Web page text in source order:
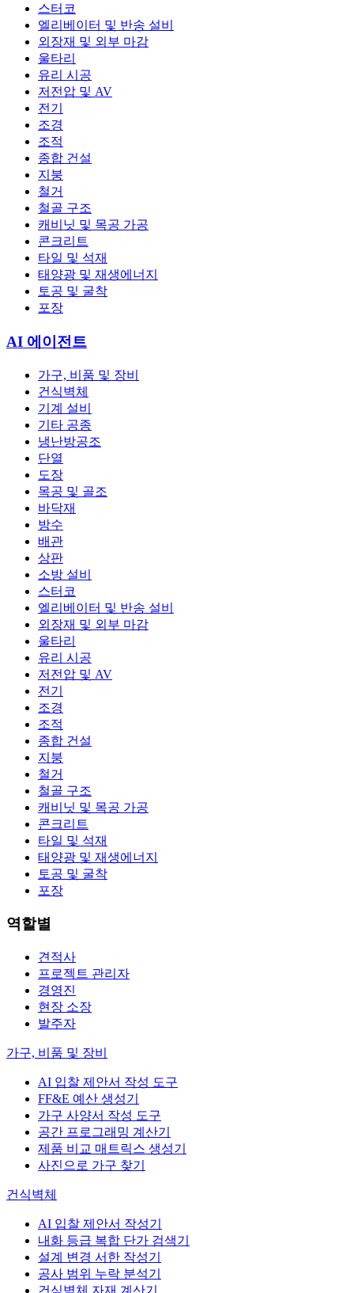
스터코
엘리베이터 및 반송 설비
외장재 및 외부 마감
울타리
유리 시공
저전압 및 AV
전기
조경
조적
종합 건설
지붕
철거
철골 구조
캐비닛 및 목공 가공
콘크리트
타일 및 석재
태양광 및 재생에너지
토공 및 굴착
포장
AI 에이전트
가구, 비품 및 장비
건식벽체
기계 설비
기타 공종
냉난방공조
단열
도장
목공 및 골조
바닥재
방수
배관
상판
소방 설비
스터코
엘리베이터 및 반송 설비
외장재 및 외부 마감
울타리
유리 시공
저전압 및 AV
전기
조경
조적
종합 건설
지붕
철거
철골 구조
캐비닛 및 목공 가공
콘크리트
타일 및 석재
태양광 및 재생에너지
토공 및 굴착
포장
역할별
견적사
프로젝트 관리자
경영진
현장 소장
발주자
가구, 비품 및 장비
AI 입찰 제안서 작성 도구
FF&E 예산 생성기
가구 사양서 작성 도구
공간 프로그래밍 계산기
제품 비교 매트릭스 생성기
사진으로 가구 찾기
건식벽체
AI 입찰 제안서 작성기
내화 등급 복합 단가 검색기
설계 변경 서한 작성기
공사 범위 누락 분석기